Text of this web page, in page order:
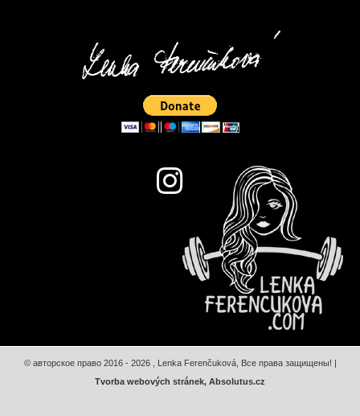
© авторское право 2016 - 2026
, Lenka Ferenčuková, Все права защищены! |
Tvorba webových stránek, Absolutus.cz